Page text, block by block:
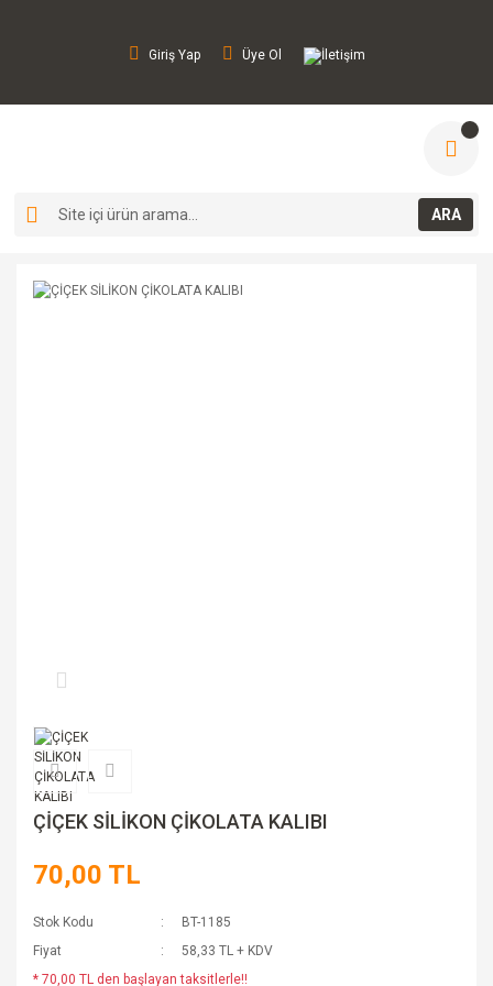
Giriş Yap Üye Ol İletişim
ARA
ÇİÇEK SİLİKON ÇİKOLATA KALIBI
70,00 TL
Stok Kodu
BT-1185
Fiyat
58,33 TL + KDV
* 70,00 TL den başlayan taksitlerle!!